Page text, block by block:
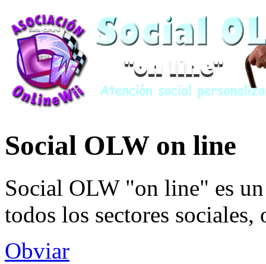
Social OLW on line
Social OLW "on line" es
todos los sectores sociales,
Obviar